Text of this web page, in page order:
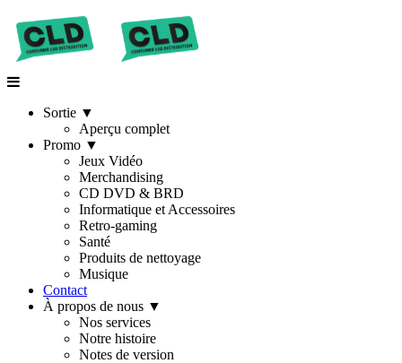
Sortie ▼
Aperçu complet
Promo ▼
Jeux Vidéo
Merchandising
CD DVD & BRD
Informatique et Accessoires
Retro-gaming
Santé
Produits de nettoyage
Musique
Contact
À propos de nous ▼
Nos services
Notre histoire
Notes de version